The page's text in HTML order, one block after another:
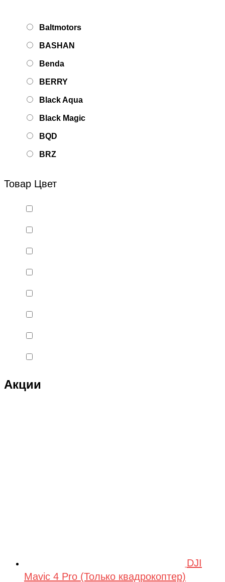
Baltmotors
BASHAN
Benda
BERRY
Black Aqua
Black Magic
BQD
BRZ
BSQ
DRAGON
Fullymax
Товар Цвет
Акции
DJI
Mavic 4 Pro (Только квадрокоптер)